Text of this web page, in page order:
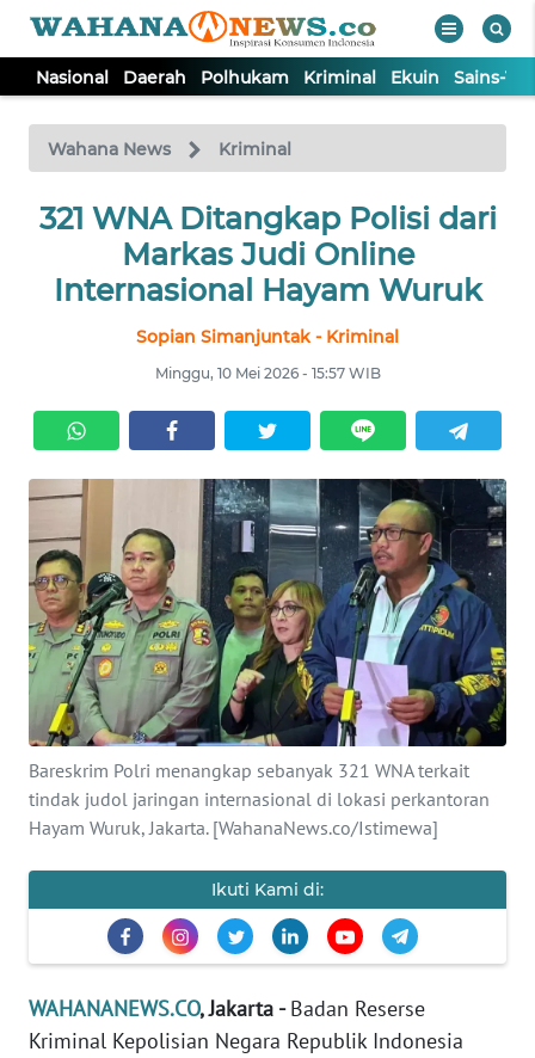
Nasional Daerah Polhukam Kriminal Ekuin Sains-
Wahana News Kriminal
321 WNA Ditangkap Polisi dari
Markas Judi Online
Internasional Hayam Wuruk
Sopian Simanjuntak - Kriminal
Minggu, 10 Mei 2026 - 15:57 WIB
Bareskrim Polri menangkap sebanyak 321 WNA terkait
tindak judol jaringan internasional di lokasi perkantoran
Hayam Wuruk, Jakarta. [WahanaNews.co/Istimewa]
Ikuti Kami di:
WAHANANEWS.CO, Jakarta -Badan Reserse
Kriminal Kepolisian Negara Republik Indonesia
TV
Tutup
NASIONAL
DAERAH
KRIMINAL
EKUIN
SAINS-TEKNO
KESEHATAN
INTERNASIONAL
SERBA-SERBI
PENDIDIKAN
EDITORIAL